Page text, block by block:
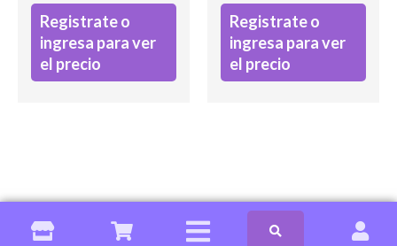
Registrate o
ingresa para ver
el precio
Registrate o
ingresa para ver
el precio